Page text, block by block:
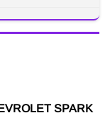
SPARK